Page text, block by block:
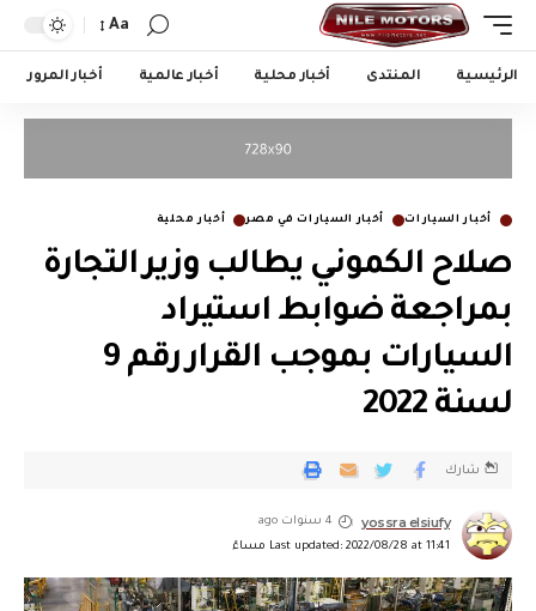
Aa
الرئيسية المنتدى أخبار محلية أخبار عالمية أخبار المرور
أخبار السيارات أخبار السيارات في مصر أخبار محلية
صلاح الكموني يطالب وزير التجارة
بمراجعة ضوابط استيراد
السيارات بموجب القرار رقم 9
لسنة 2022
Last updated: 2022/08/28 at 11:41 مساءً
yossra elsiufy 4 سنوات ago
شارك